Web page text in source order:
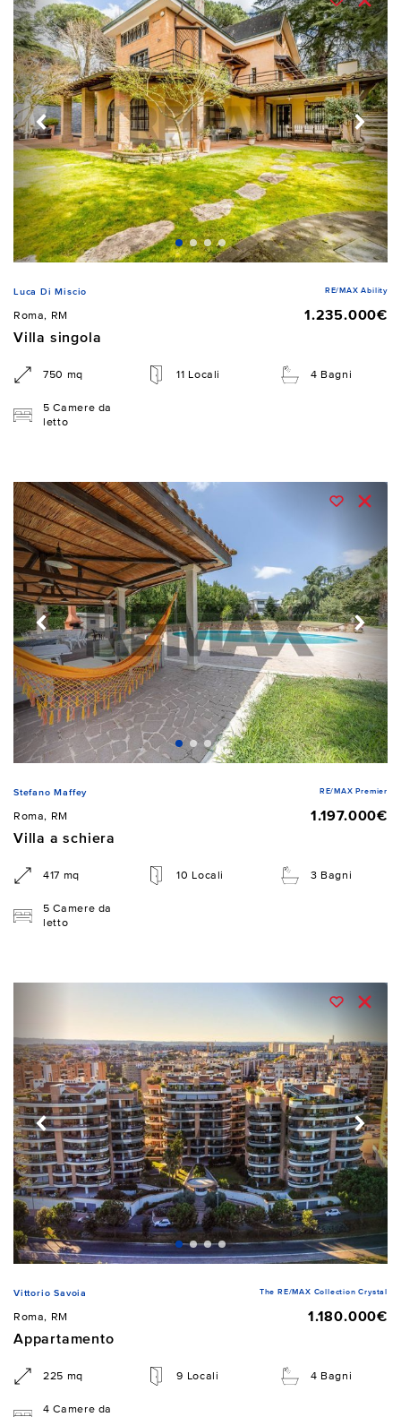
Luca Di Miscio RE/MAX Ability
Roma, RM
1.235.000€
Villa singola
750 mq 11 Locali 4 Bagni
5 Camere da
letto
Stefano Maffey RE/MAX Premier
Roma, RM
1.197.000€
Villa a schiera
417 mq 10 Locali 3 Bagni
5 Camere da
letto
Vittorio Savoia The RE/MAX Collection Crystal
Roma, RM
1.180.000€
Appartamento
225 mq 9 Locali 4 Bagni
4 Camere da